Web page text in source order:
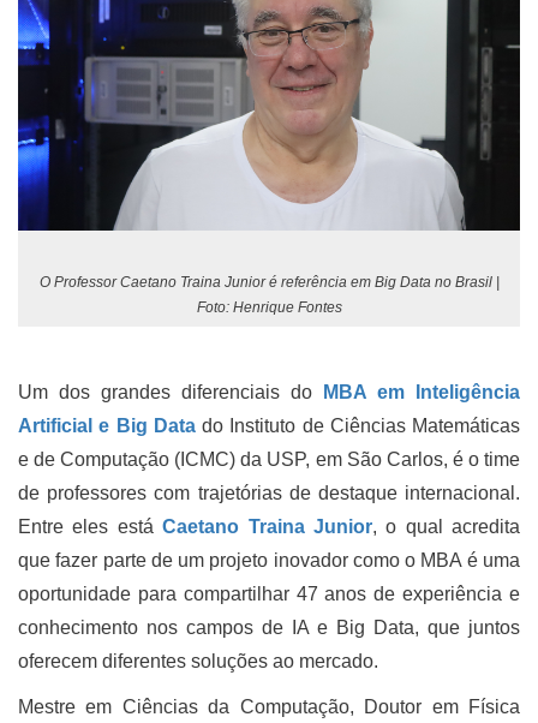
O Professor Caetano Traina Junior é referência em Big Data no Brasil |
Foto: Henrique Fontes
Um dos grandes diferenciais do
MBA em Inteligência
Artificial e Big Datado Instituto de Ciências Matemáticas
e de Computação (ICMC) da USP, em São Carlos, é o time
de professores com trajetórias de destaque internacional.
Entre eles estáCaetano Traina Junior, o qual acredita
que fazer parte de um projeto inovador como o MBA é uma
oportunidade para compartilhar 47 anos de experiência e
conhecimento nos campos de IA e Big Data, que juntos
oferecem diferentes soluções ao mercado.
Mestre em Ciências da Computação, Doutor em Física